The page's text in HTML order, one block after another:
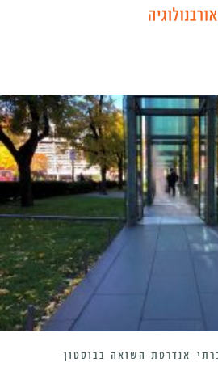
אנדרטת השואה בבוסטון